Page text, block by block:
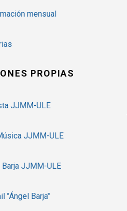
mensual
PROPIAS
JJMM-ULE
JJMM-ULE
JJMM-ULE
Barja"